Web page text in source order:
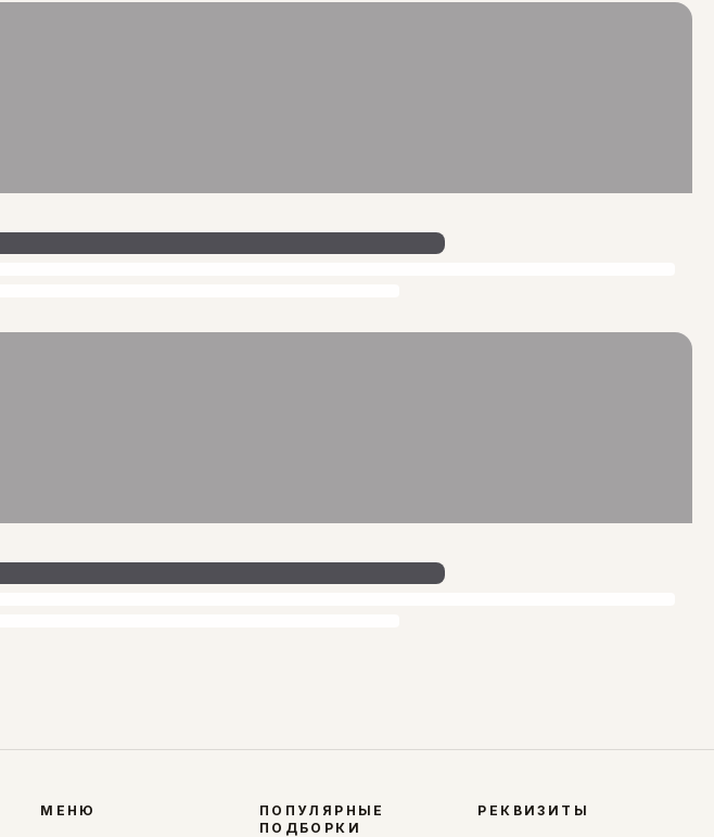
МЕНЮ
ПОПУЛЯРНЫЕ
ПОДБОРКИ
РЕКВИЗИТЫ